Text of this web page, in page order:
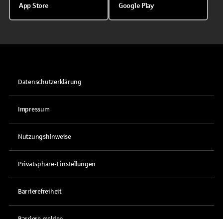
App Store Google Play
Datenschutzerklärung
Impressum
Nutzungshinweise
Privatsphäre-Einstellungen
Barrierefreiheit